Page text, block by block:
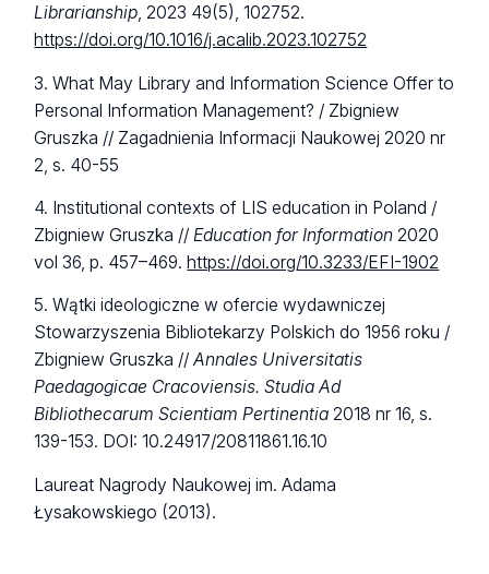
Librarianship, 2023 49(5), 102752.
https://doi.org/10.1016/j.acalib.2023.102752
3. What May Library and Information Science Offer to
Personal Information Management? / Zbigniew
Gruszka // Zagadnienia Informacji Naukowej 2020 nr
2, s. 40-55
4. Institutional contexts of LIS education in Poland /
Zbigniew Gruszka //Education for Information2020
vol 36, p. 457–469.https://doi.org/10.3233/EFI-1902
5. Wątki ideologiczne w ofercie wydawniczej
Stowarzyszenia Bibliotekarzy Polskich do 1956 roku /
Zbigniew Gruszka //Annales Universitatis
Paedagogicae Cracoviensis. Studia Ad
Bibliothecarum Scientiam Pertinentia 2018 nr 16, s.
139-153. DOI: 10.24917/20811861.16.10
Laureat Nagrody Naukowej im. Adama
Łysakowskiego (2013).